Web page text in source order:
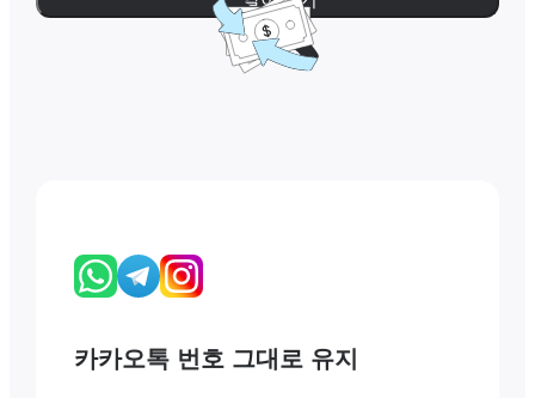
카카오톡 번호 그대로 유지